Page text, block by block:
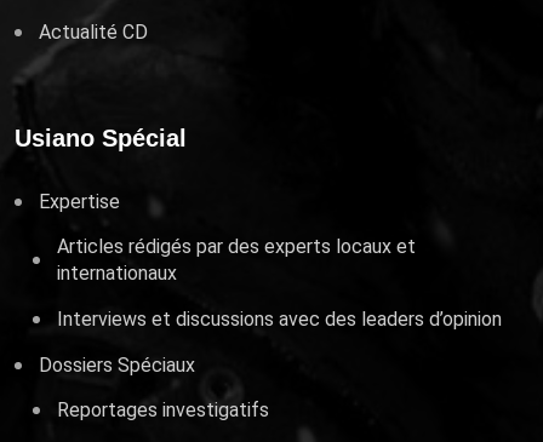
Actualité CD
Usiano Spécial
Expertise
Articles rédigés par des experts locaux et
internationaux
Interviews et discussions avec des leaders d’opinion
Dossiers Spéciaux
Reportages investigatifs